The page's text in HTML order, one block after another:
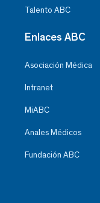
Talento ABC
Enlaces ABC
Asociación Médica
Intranet
MiABC
Anales Médicos
Fundación ABC